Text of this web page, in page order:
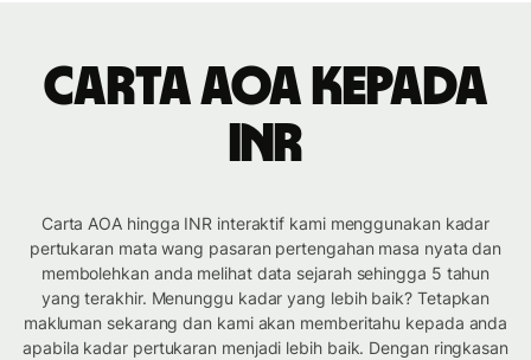
Carta AOA kepada
INR
Carta AOA hingga INR interaktif kami menggunakan kadar
pertukaran mata wang pasaran pertengahan masa nyata dan
membolehkan anda melihat data sejarah sehingga 5 tahun
yang terakhir. Menunggu kadar yang lebih baik? Tetapkan
makluman sekarang dan kami akan memberitahu kepada anda
apabila kadar pertukaran menjadi lebih baik. Dengan ringkasan